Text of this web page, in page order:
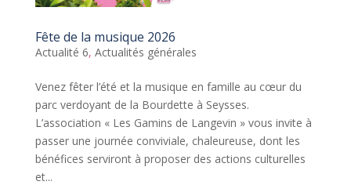
Fête de la musique 2026
Actualité 6, Actualités générales
Venez fêter l’été et la musique en famille au cœur du
parc verdoyant de la Bourdette à Seysses.
L’association « Les Gamins de Langevin » vous invite à
passer une journée conviviale, chaleureuse, dont les
bénéfices serviront à proposer des actions culturelles
et...